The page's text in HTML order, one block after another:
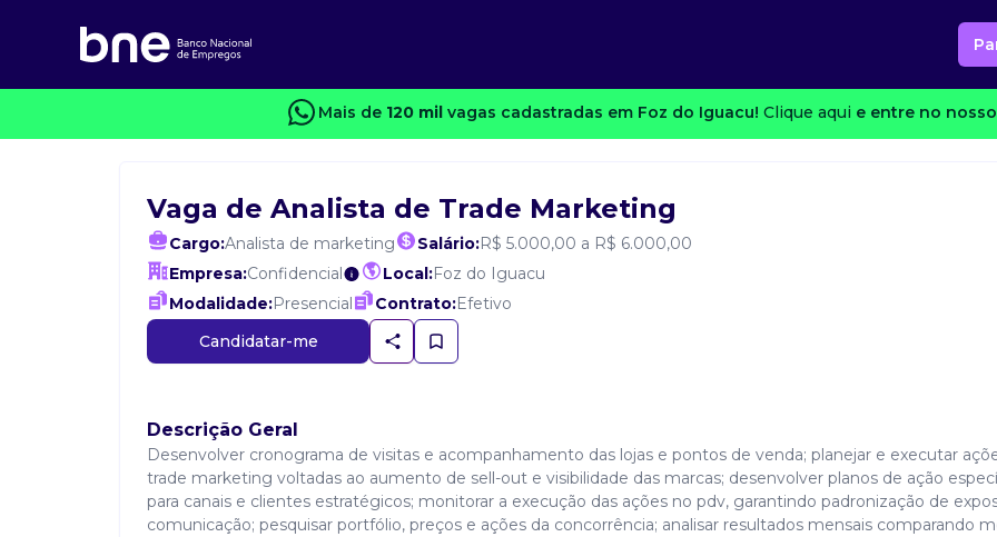
Mais de 120 mil vagas cadastradas em Foz do Iguacu! Clique aqui e entre no
Vaga de Analista de Trade Marketing
Cargo:Analista de marketing Salário:R$ 5.000,00 a R$ 6.000,00
Empresa:Confidencial Local:Foz do Iguacu
Modalidade:Presencial Contrato:Efetivo
Candidatar-me
Descrição Geral
Desenvolver cronograma de visitas e acompanhamento das lojas e pontos de venda; planejar e executar
trade marketing voltadas ao aumento de sell-out e visibilidade das marcas; desenvolver planos de ação
para canais e clientes estratégicos; monitorar a execução das ações no pdv, garantindo padronização de
comunicação; pesquisar portfólio, preços e ações da concorrência; analisar resultados mensais comparando